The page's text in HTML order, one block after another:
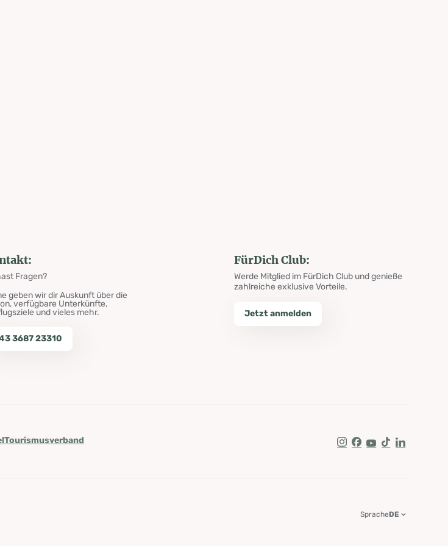
Fragen?
geben wir dir Auskunft über die
verfügbare Unterkünfte,
und vieles mehr.
3687 23310
FürDich Club:
Werde Mitglied im FürDich Club und genieße
zahlreiche exklusive Vorteile.
Jetzt anmelden
Tourismusverband
Instagram
Facebook
Youtube
Tik TokLinkedIn
SpracheDE